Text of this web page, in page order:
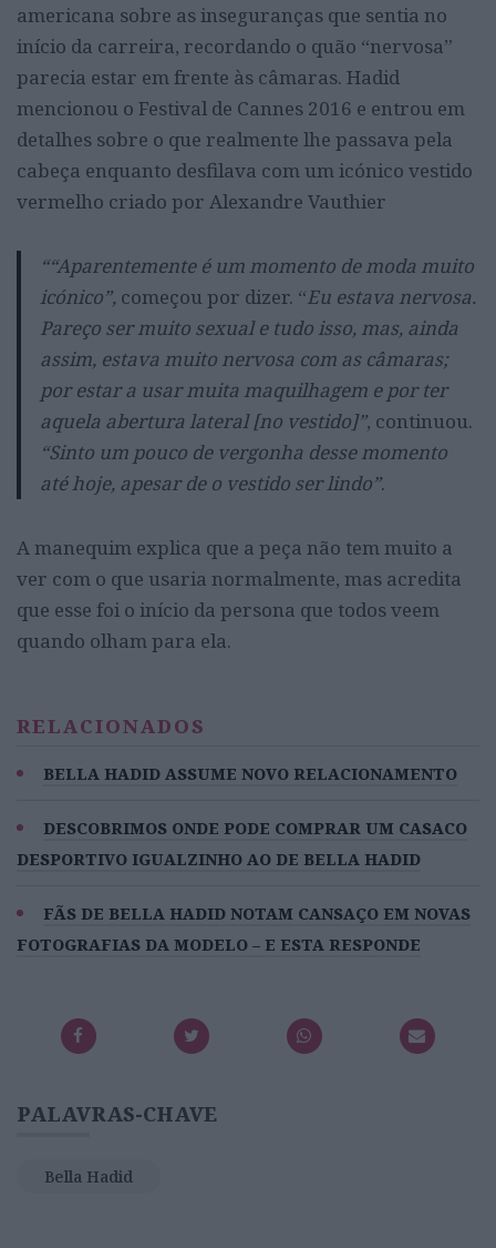
americana sobre as inseguranças que sentia no
início da carreira, recordando o quão “nervosa”
parecia estar em frente às câmaras. Hadid
mencionou o Festival de Cannes 2016 e entrou em
detalhes sobre o que realmente lhe passava pela
cabeça enquanto desfilava com um icónico vestido
vermelho criado por Alexandre Vauthier
““Aparentemente é um momento de moda muito
icónico”, começou por dizer. “Eu estava nervosa.
Pareço ser muito sexual e tudo isso, mas, ainda
assim, estava muito nervosa com as câmaras;
por estar a usar muita maquilhagem e por ter
aquela abertura lateral [no vestido]”, continuou.
“Sinto um pouco de vergonha desse momento
até hoje, apesar de o vestido ser lindo”.
A manequim explica que a peça não tem muito a
ver com o que usaria normalmente, mas acredita
que esse foi o início da persona que todos veem
quando olham para ela.
RELACIONADOS
BELLA HADID ASSUME NOVO RELACIONAMENTO
DESCOBRIMOS ONDE PODE COMPRAR UM CASACO
DESPORTIVO IGUALZINHO AO DE BELLA HADID
FÃS DE BELLA HADID NOTAM CANSAÇO EM NOVAS
FOTOGRAFIAS DA MODELO – E ESTA RESPONDE
PALAVRAS-CHAVE
Bella Hadid